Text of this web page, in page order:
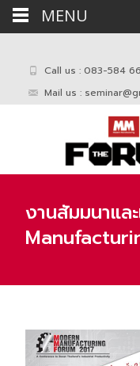
Call us : 083-584
Mail us :
งานสัมมนาแ
MENU